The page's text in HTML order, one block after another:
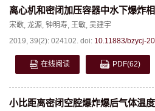
离心机和密闭加压容器中水下爆炸
宋歌, 龙源, 钟明寿, 王敏, 吴建宇
2019, 39(2): 024102. doi: 10.11883/bzycj-
在线阅读 PDF(62)
小比距离密闭空腔爆炸爆后气体温